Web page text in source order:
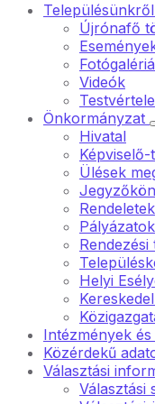
Településünkről
Újrónafő
Videók
Önkormányzat
Hivatal
Ülések
Rendeletek
Pályázatok
Rendezési
Helyi
Intézmények
Közérdekű
Választási
Választási